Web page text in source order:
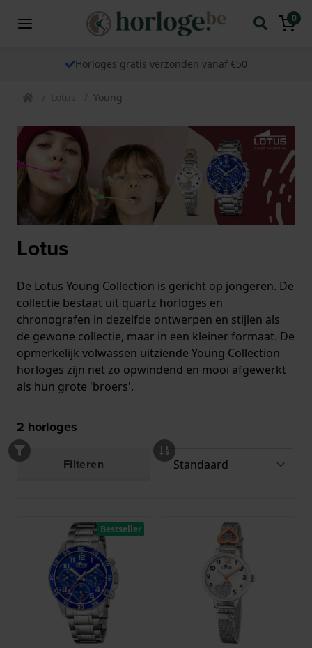
0
Horloges gratis verzonden vanaf €50
Lotus Young
Lotus
De Lotus Young Collection is gericht op jongeren. De
collectie bestaat uit quartz horloges en
chronografen in dezelfde ontwerpen en stijlen als
de gewone collectie, maar in een kleiner formaat. De
opmerkelijk volwassen uitziende Young Collection
horloges zijn net zo opwindend en mooi afgewerkt
als hun grote 'broers'.
2 horloges
Filteren
Bestseller